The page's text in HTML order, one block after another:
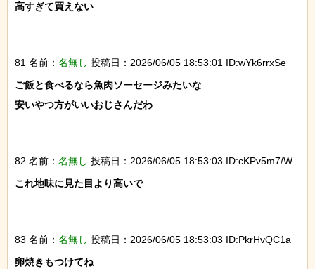
高すぎて買えない
81 名前： 名無し 投稿日：2026/06/05 18:53:01 ID:wYk6rrxSe
ご飯と食べるなら魚肉ソーセージみたいな
安いやつ方がいいおじさんだわ
82 名前： 名無し 投稿日：2026/06/05 18:53:03 ID:cKPv5m7/W
これ地味に見た目より高いで
83 名前： 名無し 投稿日：2026/06/05 18:53:03 ID:PkrHvQC1a
卵焼きもつけてね